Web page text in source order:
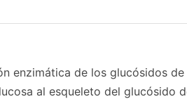
enzimática de los glucósidos
al esqueleto del glucósido